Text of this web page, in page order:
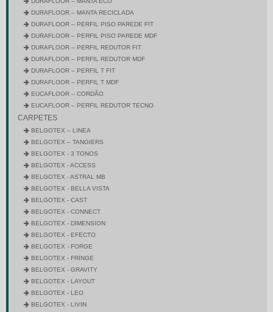
DURAFLOOR – MANTA RECICLADA
DURAFLOOR – PERFIL PISO PAREDE FIT
DURAFLOOR – PERFIL PISO PAREDE MDF
DURAFLOOR – PERFIL REDUTOR FIT
DURAFLOOR – PERFIL REDUTOR MDF
DURAFLOOR – PERFIL T FIT
DURAFLOOR – PERFIL T MDF
EUCAFLOOR – CORDÃO
EUCAFLOOR – PERFIL REDUTOR TECNO
CARPETES
BELGOTEX – LINEA
BELGOTEX – TANGIERS
BELGOTEX - 3 TONOS
BELGOTEX - ACCESS
BELGOTEX - ASTRAL MB
BELGOTEX - BELLA VISTA
BELGOTEX - CAST
BELGOTEX - CONNECT
BELGOTEX - DIMENSION
BELGOTEX - EFECTO
BELGOTEX - FORGE
BELGOTEX - FRINGE
BELGOTEX - GRAVITY
BELGOTEX - LAYOUT
BELGOTEX - LEO
BELGOTEX - LIVIN